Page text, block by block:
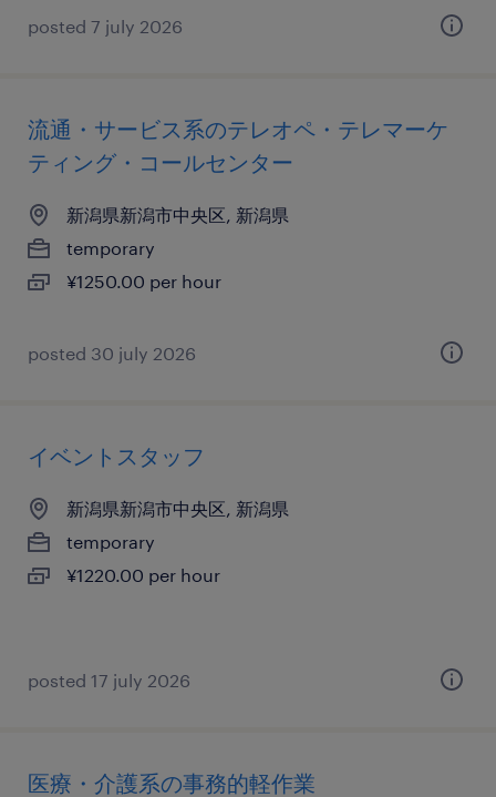
posted 7 july 2026
流通・サービス系のテレオペ・テレマーケ
ティング・コールセンター
新潟県新潟市中央区, 新潟県
temporary
¥1250.00 per hour
posted 30 july 2026
イベントスタッフ
新潟県新潟市中央区, 新潟県
temporary
¥1220.00 per hour
posted 17 july 2026
医療・介護系の事務的軽作業